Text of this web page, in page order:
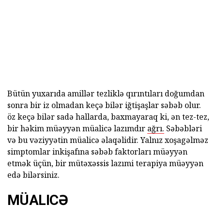
Bütün yuxarıda amillər tezliklə qırıntıları doğumdan
sonra bir iz olmadan keçə bilər iğtişaşlar səbəb olur.
öz keçə bilər sadə hallarda, baxmayaraq ki, ən tez-tez,
bir həkim müəyyən müalicə lazımdır ağrı. Səbəbləri
və bu vəziyyətin müalicə əlaqəlidir. Yalnız xoşagəlməz
simptomlar inkişafına səbəb faktorları müəyyən
etmək üçün, bir mütəxəssis lazımi terapiya müəyyən
edə bilərsiniz.
MÜALICƏ